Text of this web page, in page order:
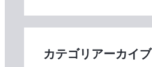
カテゴリアーカイブ